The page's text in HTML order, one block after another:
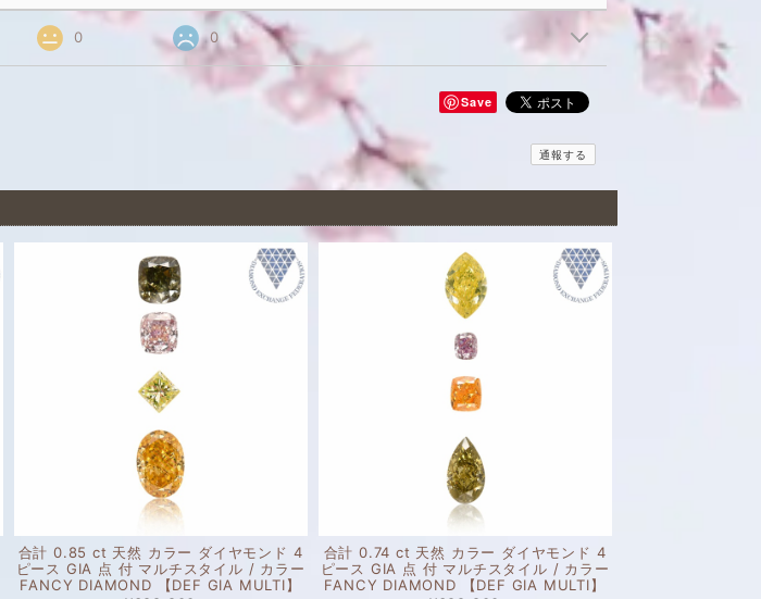
0 0
Save
通報する
合計 0.85 ct 天然 カラー ダイヤモンド 4
ピース GIA 点 付 マルチスタイル / カラー
FANCY DIAMOND 【DEF GIA MULTI】
合計 0.74 ct 天然 カラー ダイヤモンド 4
ピース GIA 点 付 マルチスタイル / カラー
FANCY DIAMOND 【DEF GIA MULTI】